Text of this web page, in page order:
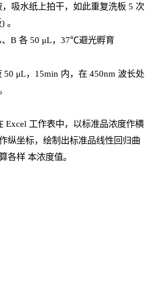
，吸水纸上拍干，如此重复洗板 5 次
。
B 各 50 μL，37℃避光孵育
50 μL， 15min 内，在450nm 波长处
Excel 工作表中，以标准品浓度作横
纵坐标，绘制出标准品线性回归曲
各样 本浓度值。